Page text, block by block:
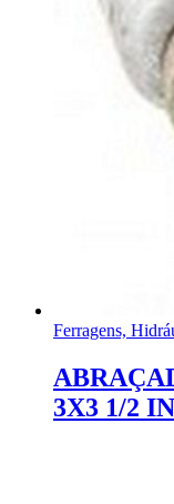
Ferragens,
3X3 1/2